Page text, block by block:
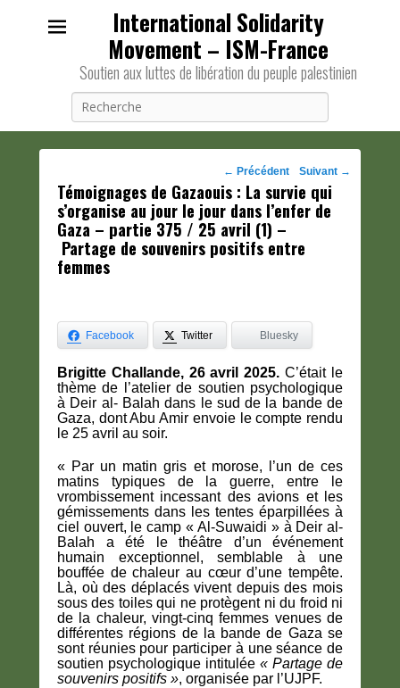
International Solidarity
Movement – ISM-France
Soutien aux luttes de libération du peuple palestinien
Navigation
des
posts
← Précédent Suivant →
Témoignages de Gazaouis : La survie qui
s’organise au jour le jour dans l’enfer de
Gaza – partie 375 / 25 avril (1) –
Partage de souvenirs positifs entre
femmes
Facebook Twitter Bluesky
Brigitte Challande, 26 avril 2025. C’était le
thème de l’atelier de soutien psychologique
à Deir al- Balah dans le sud de la bande de
Gaza, dont Abu Amir envoie le compte rendu
le 25 avril au soir.
« Par un matin gris et morose, l’un de ces
matins typiques de la guerre, entre le
vrombissement incessant des avions et les
gémissements dans les tentes éparpillées à
ciel ouvert, le camp « Al-Suwaidi » à Deir al-
Balah a été le théâtre d’un événement
humain exceptionnel, semblable à une
bouffée de chaleur au cœur d’une tempête.
Là, où des déplacés vivent depuis des mois
sous des toiles qui ne protègent ni du froid ni
de la chaleur, vingt-cinq femmes venues de
différentes régions de la bande de Gaza se
sont réunies pour participer à une séance de
soutien psychologique intitulée « Partage de
souvenirs positifs », organisée par l’UJPF.